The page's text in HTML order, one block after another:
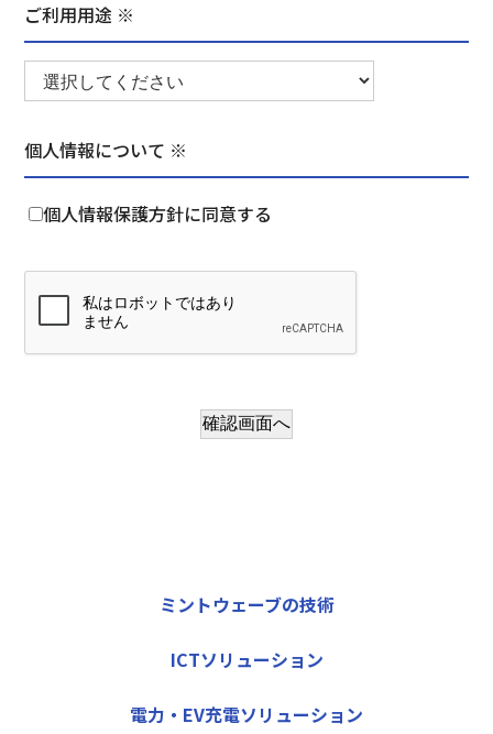
ご利用用途 ※
個人情報について ※
個人情報保護方針に同意する
確認画面へ
ミントウェーブの技術
ICTソリューション
電力・EV充電ソリューション